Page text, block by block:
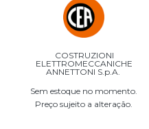
COSTRUZIONI
ELETTROMECCANICHE
ANNETTONI S.p.A.
Sem estoque no momento.
Preço sujeito a alteração.